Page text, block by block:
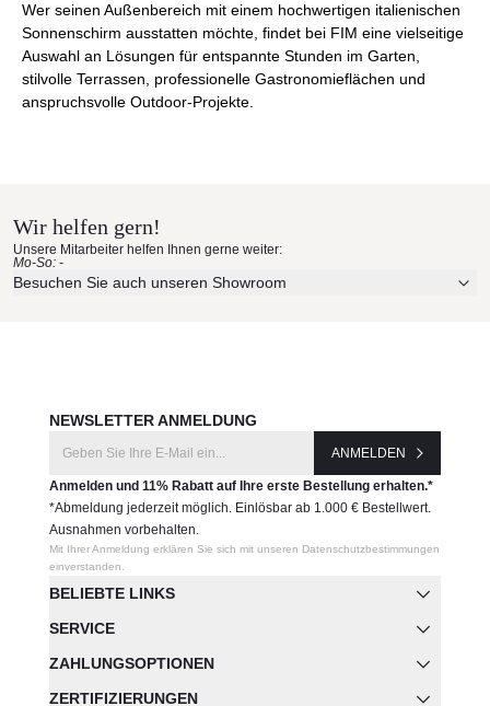
Wer seinen Außenbereich mit einem hochwertigen italienischen
Sonnenschirm ausstatten möchte, findet bei FIM eine vielseitige
Auswahl an Lösungen für entspannte Stunden im Garten,
stilvolle Terrassen, professionelle Gastronomieflächen und
anspruchsvolle Outdoor-Projekte.
Wir helfen gern!
Unsere Mitarbeiter helfen Ihnen gerne weiter:
Mo-So: -
Besuchen Sie auch unseren Showroom
BELIEBTE LINKS
SERVICE
NEWSLETTER ANMELDUNG
ANMELDEN
Anmelden und 11% Rabatt auf Ihre erste Bestellung erhalten.*
*Abmeldung jederzeit möglich. Einlösbar ab 1.000 € Bestellwert.
Ausnahmen vorbehalten.
Mit Ihrer Anmeldung erklären Sie sich mit unseren Datenschutzbestimmungen
einverstanden.
ZAHLUNGSOPTIONEN
ZERTIFIZIERUNGEN